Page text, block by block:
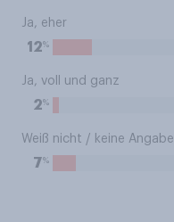
Ja, eher
12%
Ja, voll und ganz
2%
Weiß nicht / keine Angabe
7%